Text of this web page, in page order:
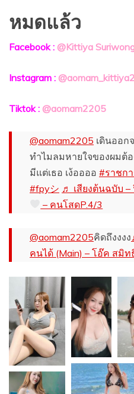
หมดแล้ว
Facebook : @Kittiya
Instagram :
Tiktok : @aomam2205
@aomam2205 เดินออก
ทำไมลมหายใจของผมต้
มีแต่เธอ เง้ออออ #ราชก
#fpyシ ♬ เสียงต้นฉบับ –
– คนโสดP.4/3
@aomam2205คิดถึงงงง
คนได้ (Main) – โอ๊ค สมิท